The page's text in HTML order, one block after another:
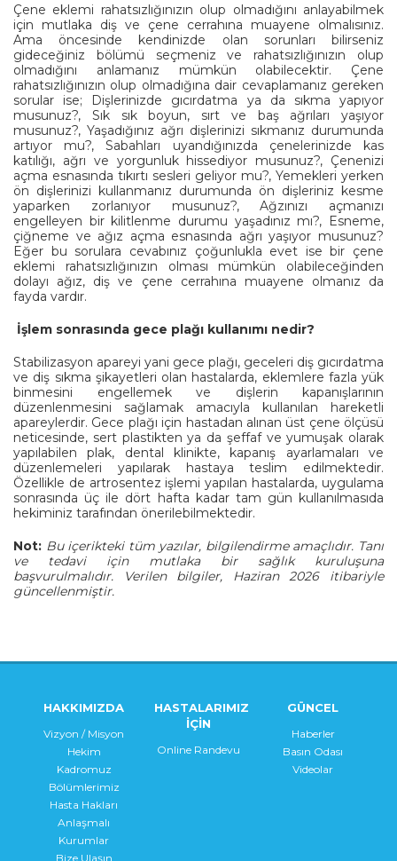
Çene eklemi rahatsızlığınızın olup olmadığını anlayabilmek
için mutlaka diş ve çene cerrahına muayene olmalısınız.
Ama öncesinde kendinizde olan sorunları bilirseniz
gideceğiniz bölümü seçmeniz ve rahatsızlığınızın olup
olmadığını anlamanız mümkün olabilecektir. Çene
rahatsızlığınızın olup olmadığına dair cevaplamanız gereken
sorular ise; Dişlerinizde gıcırdatma ya da sıkma yapıyor
musunuz?, Sık sık boyun, sırt ve baş ağrıları yaşıyor
musunuz?, Yaşadığınız ağrı dişlerinizi sıkmanız durumunda
artıyor mu?, Sabahları uyandığınızda çenelerinizde kas
katılığı, ağrı ve yorgunluk hissediyor musunuz?, Çenenizi
açma esnasında tıkırtı sesleri geliyor mu?, Yemekleri yerken
ön dişlerinizi kullanmanız durumunda ön dişleriniz kesme
yaparken zorlanıyor musunuz?, Ağzınızı açmanızı
engelleyen bir kilitlenme durumu yaşadınız mı?, Esneme,
çiğneme ve ağız açma esnasında ağrı yaşıyor musunuz?
Eğer bu sorulara cevabınız çoğunlukla evet ise bir çene
eklemi rahatsızlığınızın olması mümkün olabileceğinden
dolayı ağız, diş ve çene cerrahına muayene olmanız da
fayda vardır.
İşlem sonrasında gece plağı kullanımı nedir?
Stabilizasyon apareyi yani gece plağı, geceleri diş gıcırdatma
ve diş sıkma şikayetleri olan hastalarda, eklemlere fazla yük
binmesini engellemek ve dişlerin kapanışlarının
düzenlenmesini sağlamak amacıyla kullanılan hareketli
apareylerdir. Gece plağı için hastadan alınan üst çene ölçüsü
neticesinde, sert plastikten ya da şeffaf ve yumuşak olarak
yapılabilen plak, dental klinikte, kapanış ayarlamaları ve
düzenlemeleri yapılarak hastaya teslim edilmektedir.
Özellikle de artrosentez işlemi yapılan hastalarda, uygulama
sonrasında üç ile dört hafta kadar tam gün kullanılmasıda
hekiminiz tarafından önerilebilmektedir.
Not: Bu içerikteki tüm yazılar, bilgilendirme amaçlıdır. Tanı
ve tedavi için mutlaka bir sağlık kuruluşuna
başvurulmalıdır. Verilen bilgiler, Haziran 2026 itibariyle
güncellenmiştir.
HAKKIMIZDA
Vizyon / Misyon
Hekim
Kadromuz
Bölümlerimiz
Hasta Hakları
Anlaşmalı
Kurumlar
Bize Ulaşın
HASTALARIMIZ
İÇİN
Online Randevu
GÜNCEL
Haberler
Basın Odası
Videolar